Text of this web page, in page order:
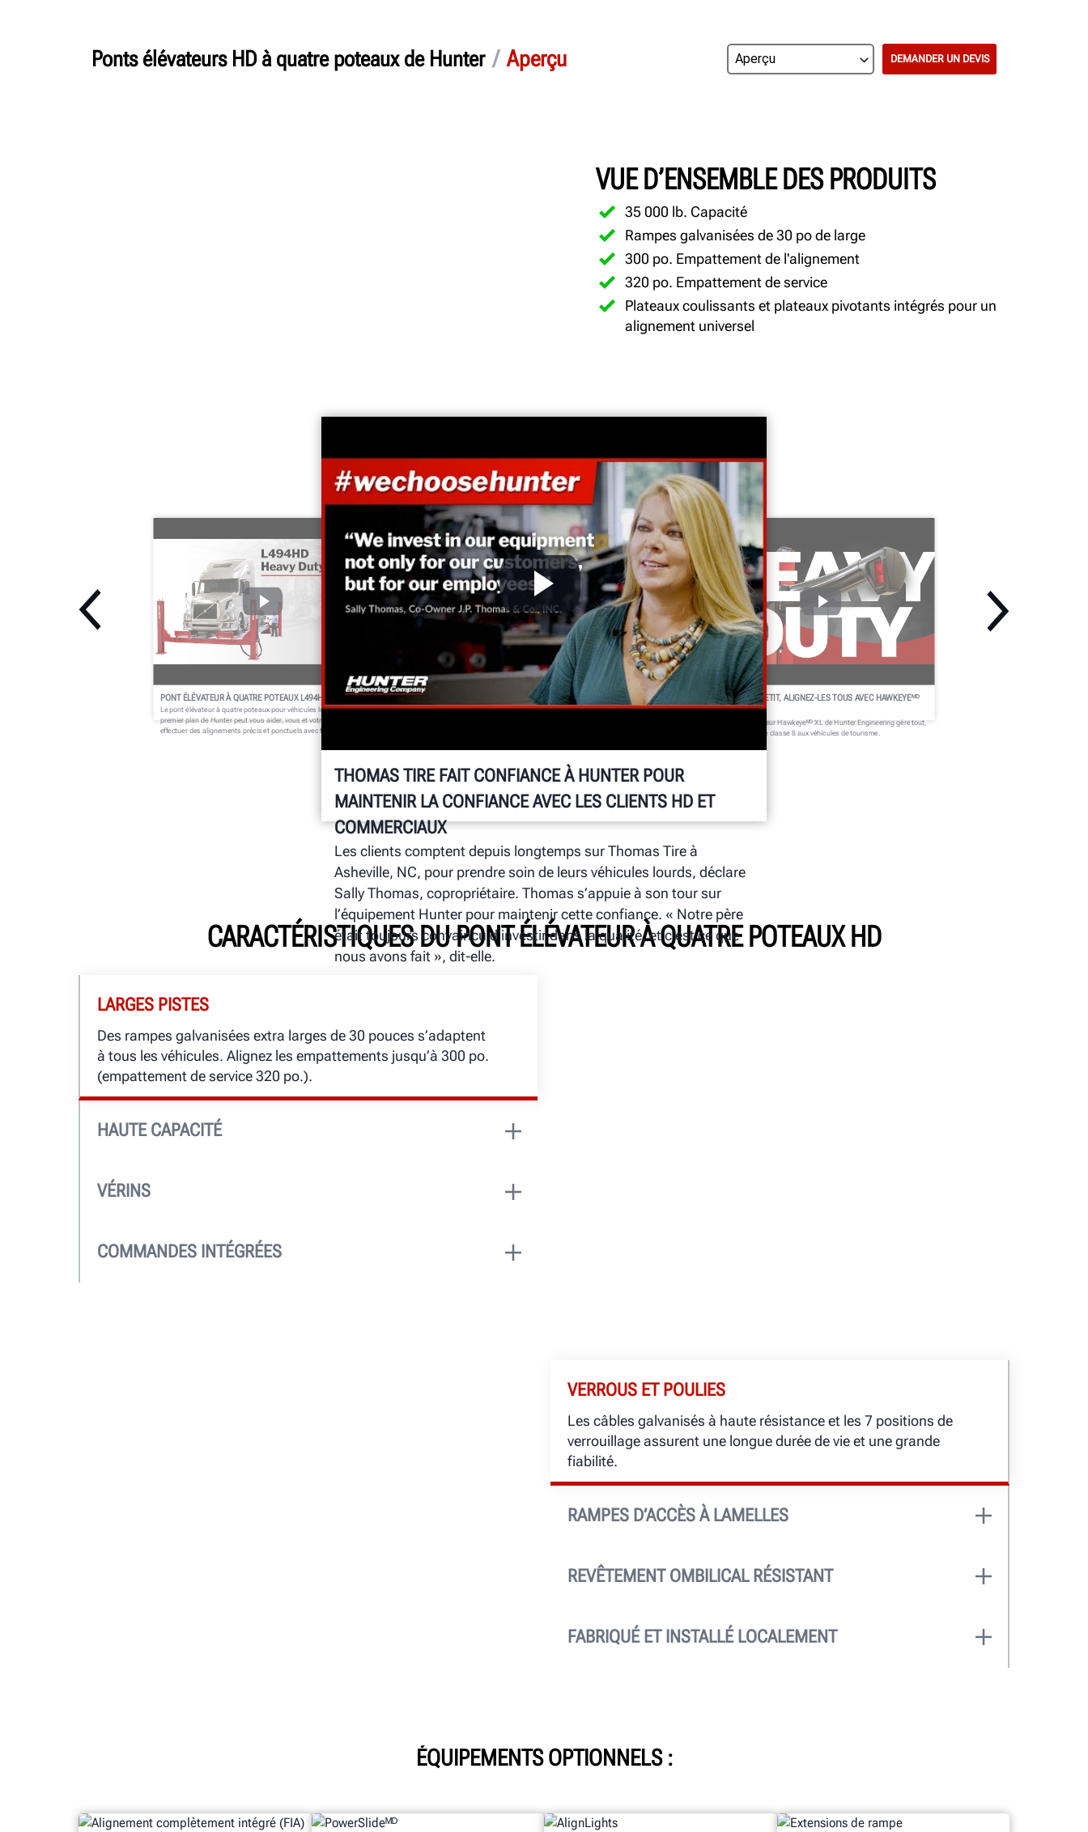
Ponts élévateurs HD à quatre poteaux de Hunter / Aperçu DEMANDER UN DEVIS
VUE D’ENSEMBLE DES PRODUITS
35 000 lb. Capacité
Rampes galvanisées de 30 po de large
300 po. Empattement de l'alignement
320 po. Empattement de service
Plateaux coulissants et plateaux pivotants intégrés pour un
alignement universel
THOMAS TIRE FAIT CONFIANCE À HUNTER POUR
MAINTENIR LA CONFIANCE AVEC LES CLIENTS HD ET
COMMERCIAUX
Les clients comptent depuis longtemps sur Thomas Tire à
Asheville, NC, pour prendre soin de leurs véhicules lourds, déclare
Sally Thomas, copropriétaire. Thomas s’appuie à son tour sur
l’équipement Hunter pour maintenir cette confiance. « Notre père
était toujours convaincu d’investir dans la qualité, et c’est ce que
nous avons fait », dit-elle.
GRAND OU PETIT, ALIGNEZ-LES TOUS AVEC HAWKEYEᴹᴰ
XL
Le nouvel aligneur Hawkeyeᴹᴰ XL de Hunter Engineering gère tout,
des camions de classe 8 aux véhicules de tourisme.
PONT ÉLÉVATEUR À QUATRE POTEAUX L494HD
Le pont élévateur à quatre poteaux pour véhicules lourds de
premier plan de Hunter peut vous aider, vous et votre atelier, à
effectuer des alignements précis et ponctuels avec facilité.
CARACTÉRISTIQUES DU PONT ÉLÉVATEUR À QUATRE POTEAUX HD
LARGES PISTES
Des rampes galvanisées extra larges de 30 pouces s’adaptent
à tous les véhicules. Alignez les empattements jusqu’à 300 po.
(empattement de service 320 po.).
HAUTE CAPACITÉ
meilleure de sa catégorie.
VÉRINS
de 20 000 lb. pour soulever facilement les véhicules hors des
pistes.
COMMANDES INTÉGRÉES
VERROUS ET POULIES
Les câbles galvanisés à haute résistance et les 7 positions de
verrouillage assurent une longue durée de vie et une grande
fiabilité.
RAMPES D’ACCÈS À LAMELLES
roue, mieux que la plaque diamantée ou la finition abrasive.
REVÊTEMENT OMBILICAL RÉSISTANT
conduites d’air et hydrauliques.
FABRIQUÉ ET INSTALLÉ LOCALEMENT
ÉQUIPEMENTS OPTIONNELS :